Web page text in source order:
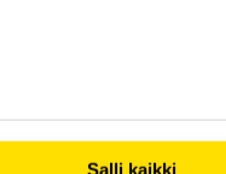
Salli kaikki
GDPR